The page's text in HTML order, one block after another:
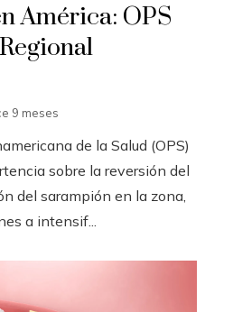
América: OPS
9 meses
de la Salud (OPS)
sobre la reversión del
del sarampión en la zona,
a intensif...